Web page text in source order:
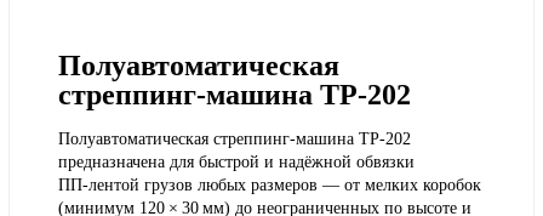
Полуавтоматическая
стреппинг‑машина TP‑202
Полуавтоматическая стреппинг‑машина TP‑202
предназначена для быстрой и надёжной обвязки
ПП‑лентой грузов любых размеров — от мелких коробок
(минимум 120 × 30 мм) до неограниченных по высоте и